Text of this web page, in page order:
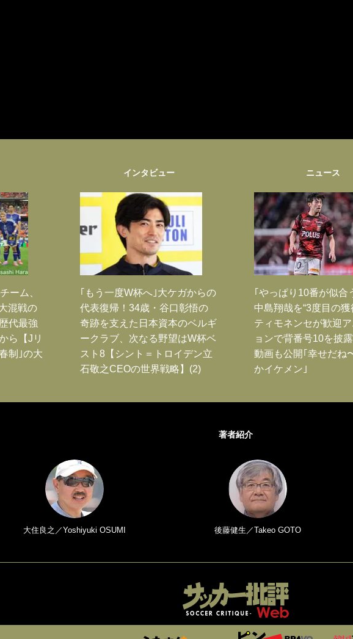
ーム、
混戦の
代最強
ら【Jリ
制｣の大
インタビュー
｢もう一度W杯へ｣大ケガからの
代表復帰！34歳・谷口彰悟の
奇跡を支えた日本資本のベルギ
ークラブ、次なる野望はW杯ベ
スト8【シント＝トロイデン立
石敬之CEOの世界戦略】(2)
ニュース
｢やっぱり10番が似合
中島翔哉を“3度目の獲
ティモネンセが歓迎
ョンで背番号10を披
動画も公開｢幸せだね
かイケメン｣
著者紹介
大住良之／Yoshiyuki OSUMI 後藤健生／Takeo GOTO